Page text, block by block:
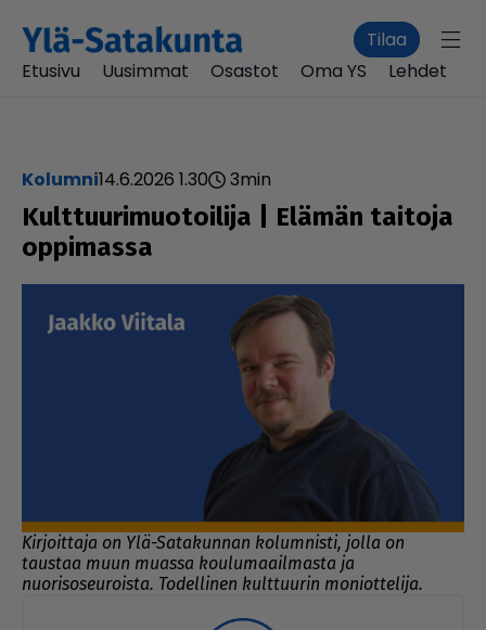
Tilaa
Etusivu
Uusimmat Osastot Oma YS Lehdet
kolumni14.6.2026 1.30 3min
Kult­tuu­ri­muo­toi­lija | Elämän taitoja
oppimassa
Kirjoittaja on Ylä-Satakunnan kolumnisti, jolla on
taustaa muun muassa koulumaailmasta ja
nuorisoseuroista. Todellinen kulttuurin moniottelija.